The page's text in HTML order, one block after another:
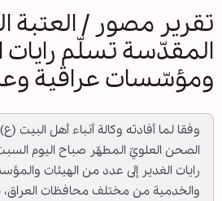
تقرير مصور / العتبة
المقدّسة تسلّم رايات
ومؤسّسات عراقية
وفقا لما أفادته وكالة أنباء أهل البيت (ع)
الصحن العلويّ المطهّر صباح اليوم
رايات الغدير إلى عدد من الهيئات
والخدمية من مختلف محافظات